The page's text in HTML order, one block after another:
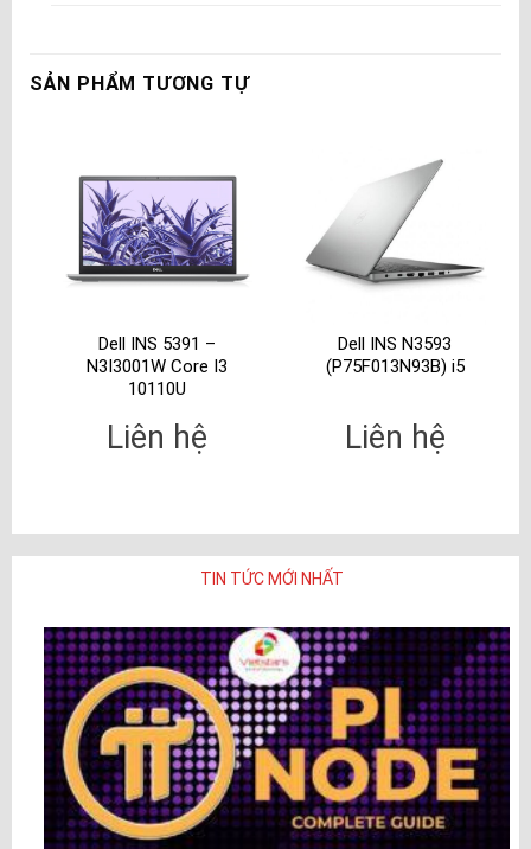
SẢN PHẨM TƯƠNG TỰ
Dell INS 5391 –
N3I3001W Core I3
10110U
Liên hệ
Dell INS N3593
(P75F013N93B) i5
Liên hệ
TIN TỨC MỚI NHẤT